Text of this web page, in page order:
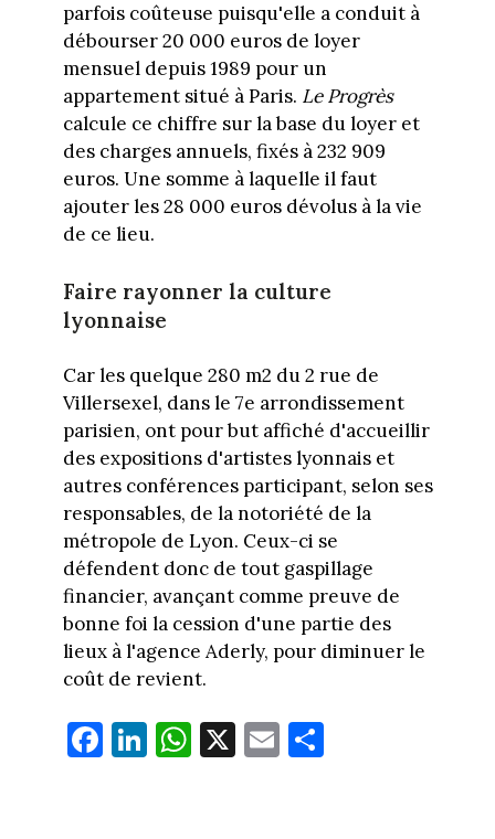
parfois coûteuse puisqu'elle a conduit à
débourser 20 000 euros de loyer
mensuel depuis 1989 pour un
appartement situé à Paris. Le Progrès
calcule ce chiffre sur la base du loyer et
des charges annuels, fixés à 232 909
euros. Une somme à laquelle il faut
ajouter les 28 000 euros dévolus à la vie
de ce lieu.
Faire rayonner la culture
lyonnaise
Car les quelque 280 m2 du 2 rue de
Villersexel, dans le 7e arrondissement
parisien, ont pour but affiché d'accueillir
des expositions d'artistes lyonnais et
autres conférences participant, selon ses
responsables, de la notoriété de la
métropole de Lyon. Ceux-ci se
défendent donc de tout gaspillage
financier, avançant comme preuve de
bonne foi la cession d'une partie des
lieux à l'agence Aderly, pour diminuer le
coût de revient.
Fa
ce
Li
nk
W
ha
X E
m
Pa
rt